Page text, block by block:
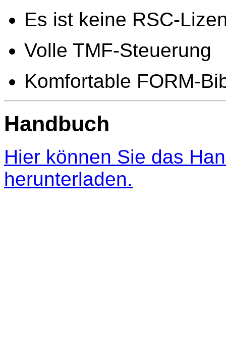
Es ist keine RSC-
Volle TMF-Steuerung
Komfortable FORM-
Handbuch
Hier können Sie das
herunterladen.